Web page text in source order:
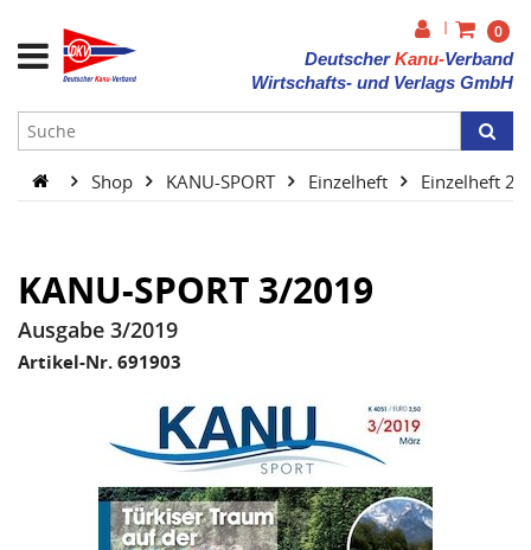
|
0
DeutscherKanu-Verband
Wirtschafts- und Verlags GmbH
Shop KANU-SPORT Einzelheft Einzelheft
KANU-SPORT 3/2019
Ausgabe 3/2019
Artikel-Nr. 691903